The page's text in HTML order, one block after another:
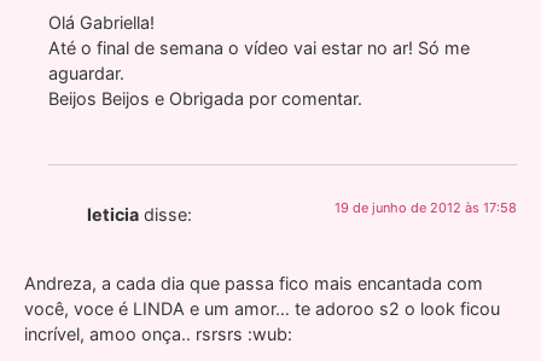
Olá Gabriella!
Até o final de semana o vídeo vai estar no ar! Só me
aguardar.
Beijos Beijos e Obrigada por comentar.
leticia disse: 19 de junho de 2012 às 17:58
Andreza, a cada dia que passa fico mais encantada com
você, voce é LINDA e um amor… te adoroo s2 o look ficou
incrível, amoo onça.. rsrsrs :wub: